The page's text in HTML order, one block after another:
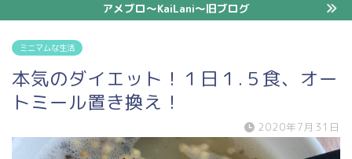
アメブロ〜KaiLani〜旧ブログ
ミニマムな生活
本気のダイエット！１日１.５食、オー
トミール置き換え！
2020年7月31日